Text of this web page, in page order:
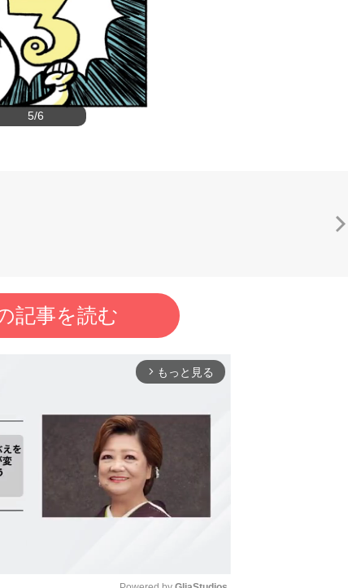
5/6
記事を読む
arrow_forward_ios もっと見る